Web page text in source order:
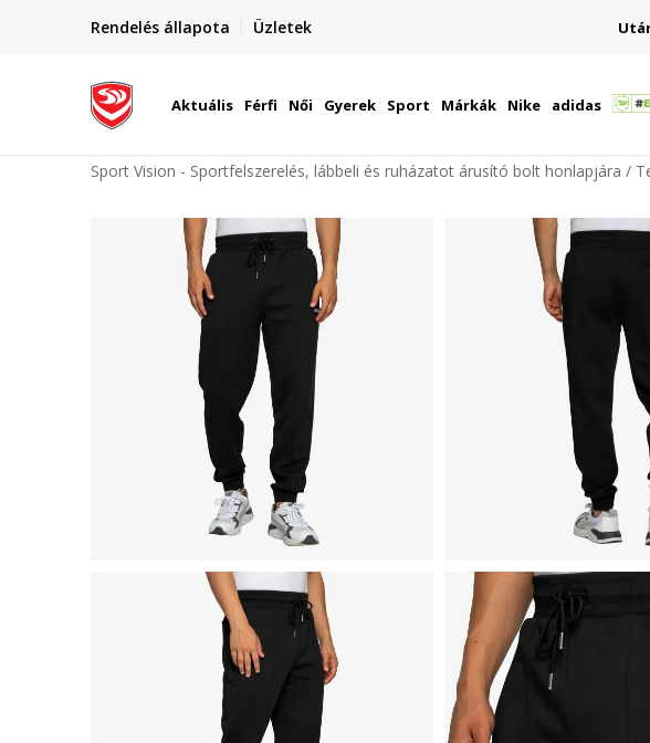
Rendelés állapota Üzletek
Szállítás Magyarország területén
Aktuális Férfi Női Gyerek Sport Márkák Nike adidas
Sport Vision - Sportfelszerelés, lábbeli és ruházatot árusító bolt honlapjára